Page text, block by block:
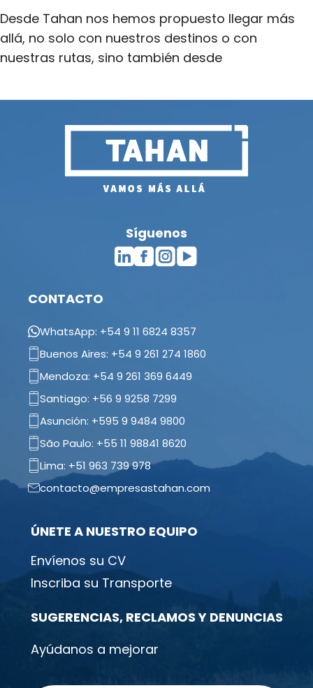
Desde Tahan nos hemos propuesto llegar más
allá, no solo con nuestros destinos o con
nuestras rutas, sino también desde
Síguenos
CONTACTO
WhatsApp: +54 9 11 6824 8357
Buenos Aires: +54 9 261 274 1860
Mendoza: +54 9 261 369 6449
Santiago: +56 9 9258 7299
Asunción: +595 9 9484 9800
São Paulo: +55 11 98841 8620
Lima: +51 963 739 978
contacto@empresastahan.com
ÚNETE A NUESTRO EQUIPO
Envíenos su CV
Inscriba su Transporte
SUGERENCIAS, RECLAMOS Y DENUNCIAS
Ayúdanos a mejorar